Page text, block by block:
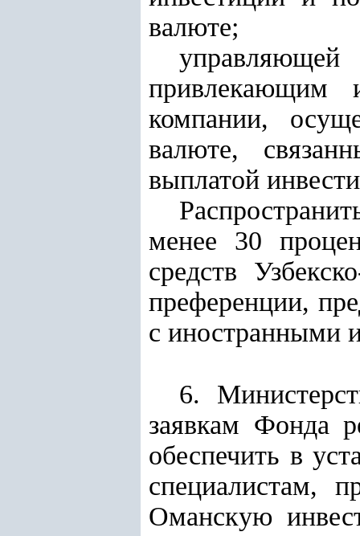
валюте;
привлекающим
компании,
валюте,
выплатой
менее 30
средств
преференции,
с иностранными
6.
заявкам Фонда
обеспечить в
специалистам,
Оманскую